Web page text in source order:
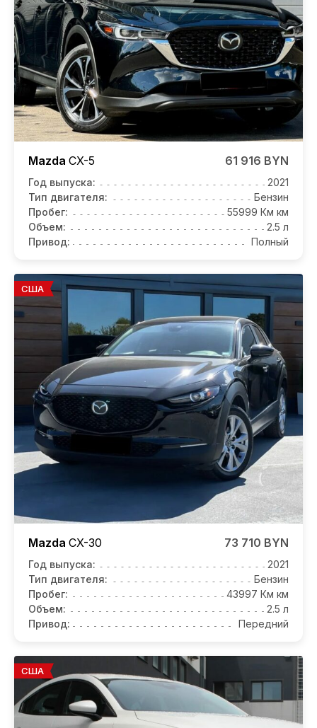
Mazda CX-5 61 916 BYN
Год выпуска:
2021
Тип двигателя:
Бензин
Пробег:
55999 Км км
Объем:
2.5 л
Привод:
Полный
США
Mazda CX-30 73 710 BYN
Год выпуска:
2021
Тип двигателя:
Бензин
Пробег:
43997 Км км
Объем:
2.5 л
Привод:
Передний
США